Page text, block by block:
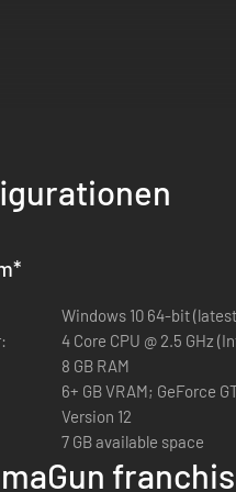
bei ChromaTec
sind Farben
ziehen Objekte
WorkerDroids* (Aufzählung
*
Windows 10 64-bit
4 Core CPU @ 2.5 GHz
8 GB RAM
6+ GB VRAM; GeForce
Version 12
7 GB available space